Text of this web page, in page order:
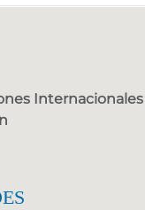
Internacionales